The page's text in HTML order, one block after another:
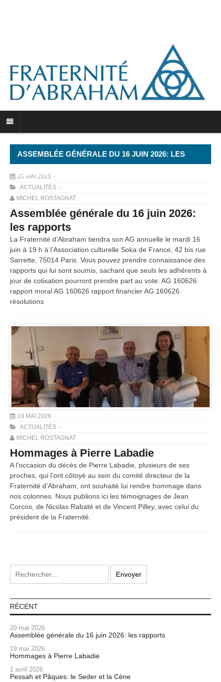
ASSEMBLÉE GÉNÉRALE DU 16 JUIN 2026: LES
RAPPORTS
20 MAI 2026
ACTUALITÉS
MICHEL ROSTAGNAT
Assemblée générale du 16 juin 2026:
les rapports
La Fraternité d’Abraham tiendra son AG annuelle le mardi 16
juin à 19 h à l’Association culturelle Soka de France, 42 bis rue
Sarrette, 75014 Paris. Vous pouvez prendre connaissance des
rapports qui lui sont soumis, sachant que seuls les adhérents à
jour de cotisation pourront prendre part au vote: AG 160626
rapport moral AG 160626 rapport financier AG 160626
résolutions
19 MAI 2026
ACTUALITÉS
MICHEL ROSTAGNAT
Hommages à Pierre Labadie
A l’occasion du décès de Pierre Labadie, plusieurs de ses
proches, qui l’ont côtoyé au sein du comité directeur de la
Fraternité d’Abraham, ont souhaité lui rendre hommage dans
nos colonnes. Nous publions ici les témoignages de Jean
Corcos, de Nicolas Rabaté et de Vincent Pilley, avec celui du
président de la Fraternité.
RÉCENT
20 mai 2026
Assemblée générale du 16 juin 2026: les rapports
19 mai 2026
Hommages à Pierre Labadie
1 avril 2026
Pessah et Pâques: le Seder et la Cène